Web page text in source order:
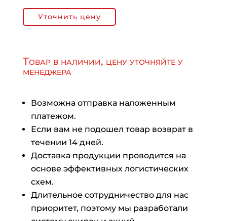
Уточнить цену
Товар в наличии, цену уточняйте у
менеджера
Возможна отправка наложенным
платежом.
Если вам не подошел товар возврат в
течении 14 дней.
Доставка продукции проводится на
основе эффективных логистических
схем.
Длительное сотрудничество для нас
приоритет, поэтому мы разработали